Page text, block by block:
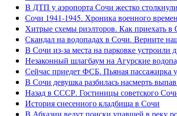
В ДТП у аэропорта Сочи жестко
Сочи 1941-1945. Хроника военного
Хитрые схемы риэлторов. Как приехать в
Скандал на водопадах в Сочи. Верните
В Сочи из-за места на парковке устроили
Незаконный шлагбаум на Агурские
Сейчас приедет ФСБ. Пьяная пассажирка
В Сочи девушка разбилась насмерть выпав
Назад в СССР. Гостиницы советского
История снесенного кладбища в Сочи
В Абхазии ведут поиски упавшей в реку